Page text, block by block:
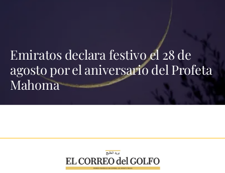
Emiratos declara festivo el 28 de
agosto por el aniversario del Profeta
Mahoma